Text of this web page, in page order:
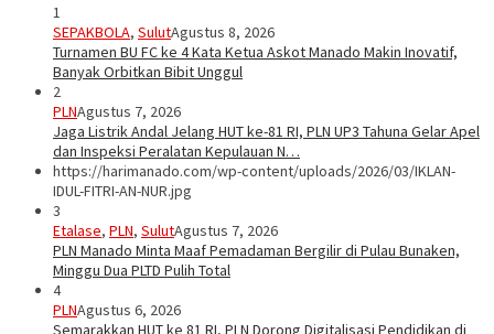
1
SEPAKBOLA, SulutAgustus 8, 2026
Turnamen BU FC ke 4 Kata Ketua Askot Manado Makin Inovatif,
Banyak Orbitkan Bibit Unggul
2
PLNAgustus 7, 2026
Jaga Listrik Andal Jelang HUT ke-81 RI, PLN UP3 Tahuna Gelar Apel
dan Inspeksi Peralatan Kepulauan N…
https://harimanado.com/wp-content/uploads/2026/03/IKLAN-
IDUL-FITRI-AN-NUR.jpg
3
Etalase, PLN, SulutAgustus 7, 2026
PLN Manado Minta Maaf Pemadaman Bergilir di Pulau Bunaken,
Minggu Dua PLTD Pulih Total
4
PLNAgustus 6, 2026
Semarakkan HUT ke 81 RI, PLN Dorong Digitalisasi Pendidikan di